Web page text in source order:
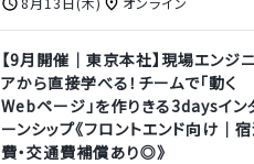
【9月開催｜東京本社】現場エンジニ
アから直接学べる！チームで「動く
Webページ」を作りきる3daysイン
ーンシップ《フロントエンド向け｜
費・交通費補償あり◎》